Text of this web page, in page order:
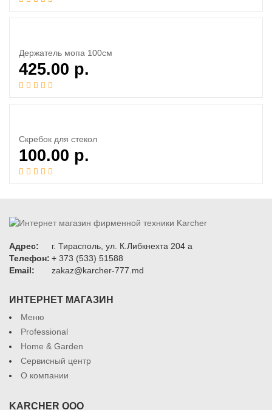
Держатель мопа 100см
425.00 р.
Скребок для стекол
100.00 р.
Адрес:
г. Тирасполь, ул. К.Либкнехта 204 а
Телефон: + 373 (533) 51588
Email:
zakaz@karcher-777.md
ИНТЕРНЕТ МАГАЗИН
Меню
Professional
Home & Garden
Сервисный центр
О компании
KARCHER ООО